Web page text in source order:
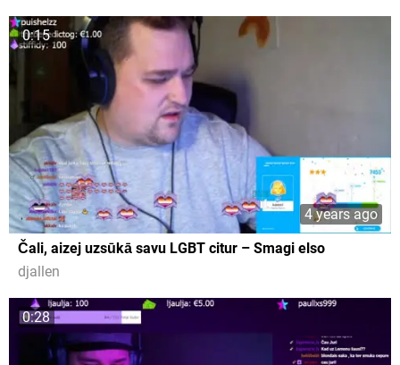
0:15
4 years ago
Čali, aizej uzsūkā savu LGBT citur – Smagi elso
djallen
0:28